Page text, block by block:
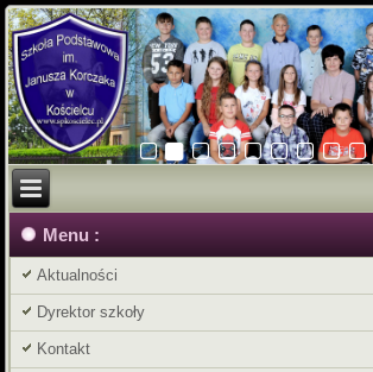
Menu :
Aktualności
Dyrektor szkoły
Kontakt